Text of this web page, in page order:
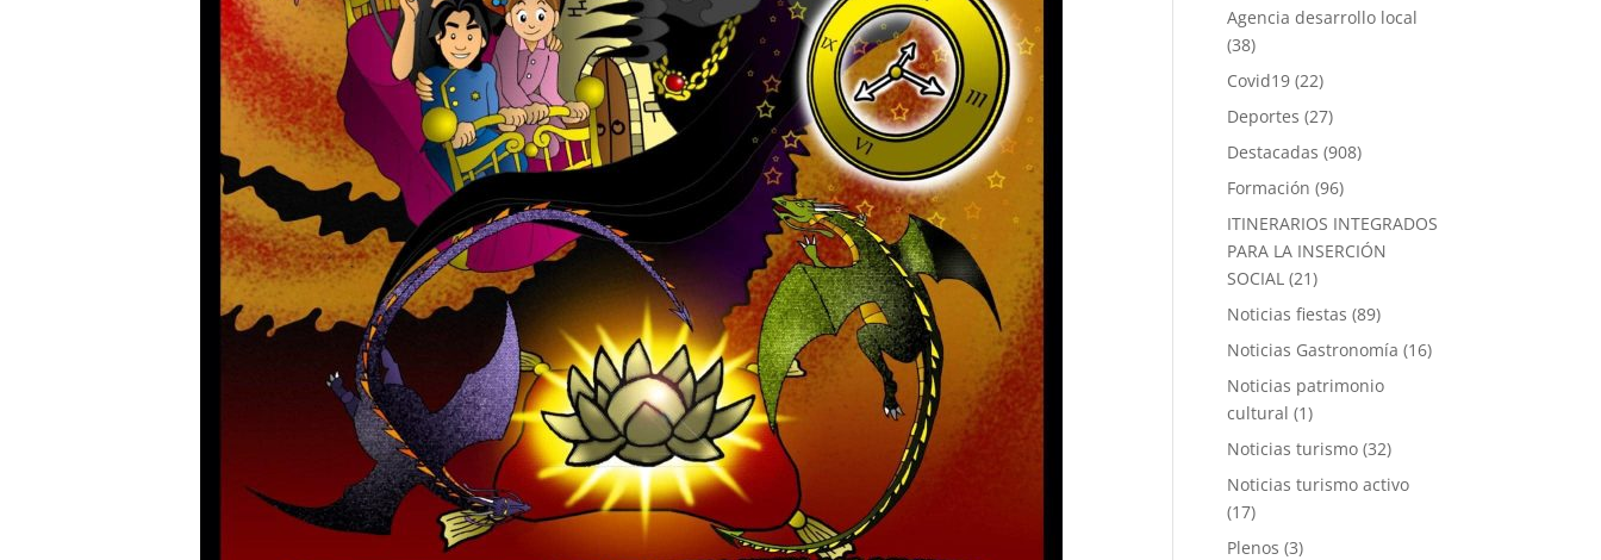
Agencia desarrollo local
(38)
Covid19 (22)
Deportes (27)
Destacadas (908)
Formación (96)
ITINERARIOS INTEGRADOS
PARA LA INSERCIÓN
SOCIAL (21)
Noticias fiestas (89)
Noticias Gastronomía (16)
Noticias patrimonio
cultural (1)
Noticias turismo (32)
Noticias turismo activo
(17)
Plenos (3)